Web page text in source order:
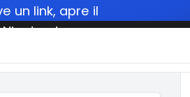
un link, apre il
stampa,